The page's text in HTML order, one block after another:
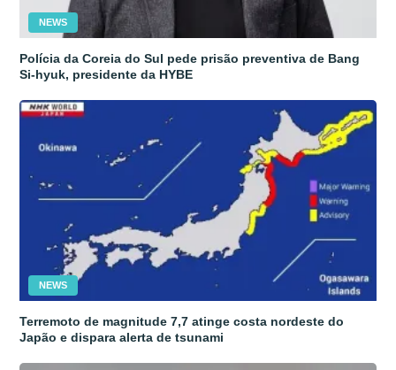
NEWS
Polícia da Coreia do Sul pede prisão preventiva de Bang
Si-hyuk, presidente da HYBE
NEWS
Terremoto de magnitude 7,7 atinge costa nordeste do
Japão e dispara alerta de tsunami